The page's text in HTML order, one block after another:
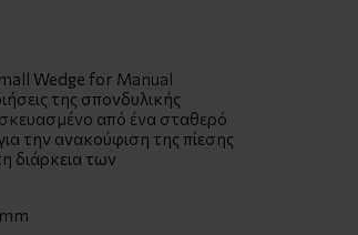
Wedge for Manual
της σπονδυλικής
από ένα σταθερό
την ανακούφιση της πίεσης
διάρκεια των